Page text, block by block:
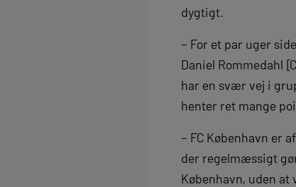
dygtigt.
– For et par uger
Daniel Rommedahl
har en svær vej i
henter ret mange
– FC København er
der regelmæssigt
København, uden at